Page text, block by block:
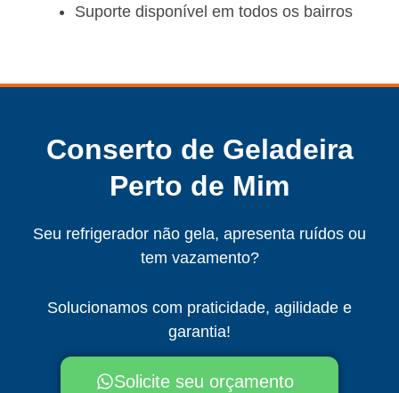
Suporte disponível em todos os bairros
Conserto de Geladeira
Perto de Mim
Seu refrigerador não gela, apresenta ruídos ou
tem vazamento?
Solucionamos com praticidade, agilidade e
garantia!
Solicite seu orçamento